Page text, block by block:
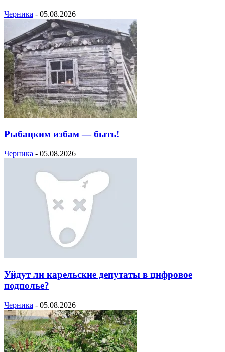
Черника - 05.08.2026
Рыбацким избам — быть!
Черника - 05.08.2026
Уйдут ли карельские депутаты в цифровое
подполье?
Черника - 05.08.2026